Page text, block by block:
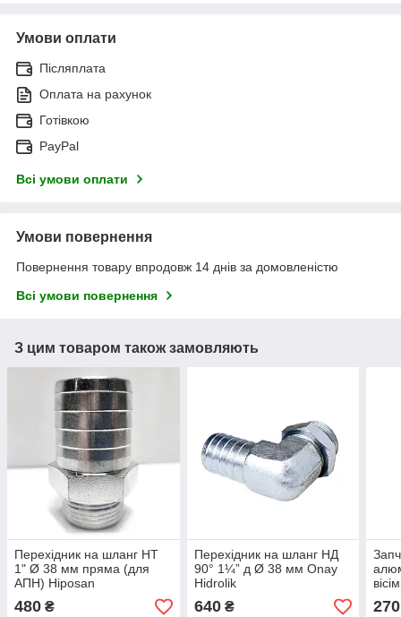
Умови оплати
Післяплата
Оплата на рахунок
Готівкою
PayPal
Всі умови оплати
Умови повернення
Повернення товару впродовж 14 днів за домовленістю
Всі умови повернення
З цим товаром також замовляють
Перехідник на шланг НТ
1" Ø 38 мм пряма (для
АПН) Hiposan
480 ₴
Перехідник на шланг НД
90° 1¼” д Ø 38 мм Onay
Hidrolik
640₴ 270